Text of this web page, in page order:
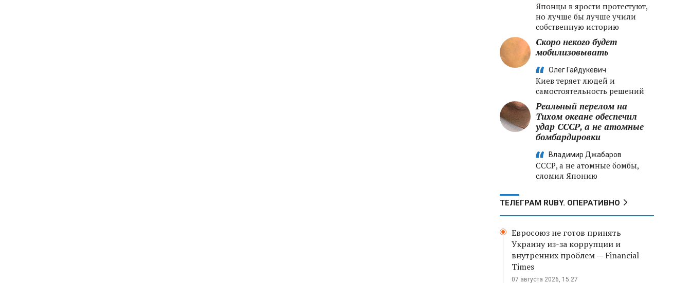
Японцы в ярости протестуют,
но лучше бы лучше учили
собственную историю
Скоро некого будет
мобилизовывать
Олег Гайдукевич
Киев теряет людей и
самостоятельность решений
Реальный перелом на
Тихом океане обеспечил
удар СССР, а не атомные
бомбардировки
Владимир Джабаров
СССР, а не атомные бомбы,
сломил Японию
ТЕЛЕГРАМ RUBY. ОПЕРАТИВНО
Евросоюз не готов принять
Украину из-за коррупции и
внутренних проблем — Financial
Times
07 августа 2026, 15:27